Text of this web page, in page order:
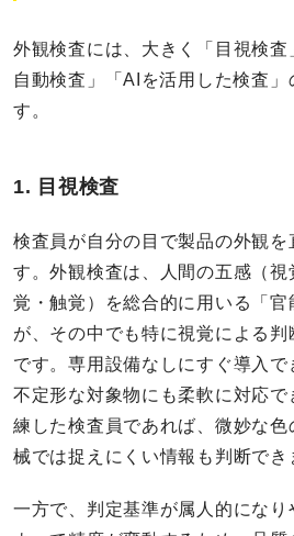
外観検査には、大きく「目視検査
自動検査」「AIを活用した検査」
す。
1. 目視検査
検査員が自分の目で製品の外観
す。外観検査は、人間の五感（
覚・触覚）を総合的に用いる「
が、その中でも特に視覚による
です。専用設備なしにすぐ導入
不定形な対象物にも柔軟に対応
練した検査員であれば、微妙な
械では捉えにくい情報も判断でき
一方で、判定基準が属人的になり